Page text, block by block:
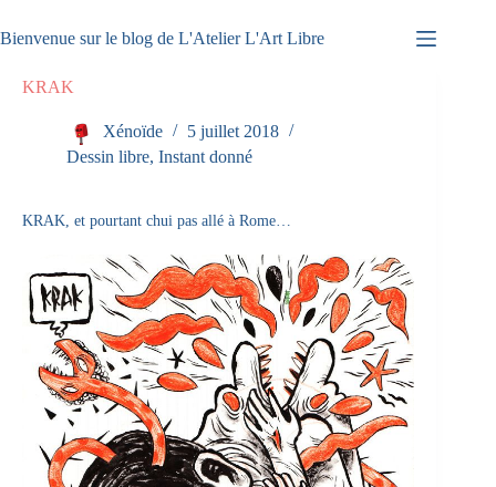
au
contenu
Bienvenue sur le blog de L'Atelier L'Art Libre
KRAK
Xénoïde
5 juillet 2018
Dessin libre, Instant donné
KRAK, et pourtant chui pas allé à Rome…